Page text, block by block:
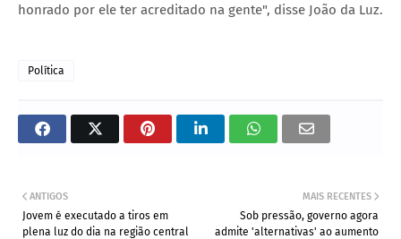
honrado por ele ter acreditado na gente", disse João da Luz.
Política
MAIS RECENTES
Sob pressão, governo agora
admite 'alternativas' ao aumento
ANTIGOS
Jovem é executado a tiros em
plena luz do dia na região central